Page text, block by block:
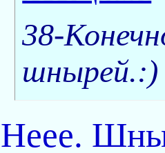
38-
шнырей.:)
Неее.